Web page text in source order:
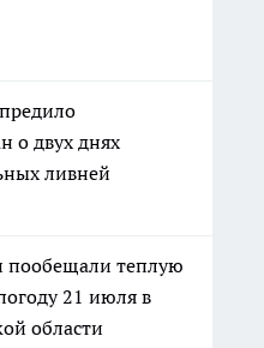
о двух днях
ливней
пообещали теплую
21 июля в
области